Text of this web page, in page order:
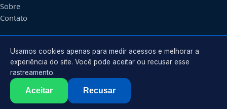
Sobre
Contato
CONTATO
Atendimento em
contato@guinchosmogidascruzes.com.br
2026 Mogi das Cruzes
. Todos os direitos reservados.
Usamos cookies apenas para medir acessos e melhorar a
experiência do site. Você pode aceitar ou recusar esse
rastreamento.
Aceitar Recusar